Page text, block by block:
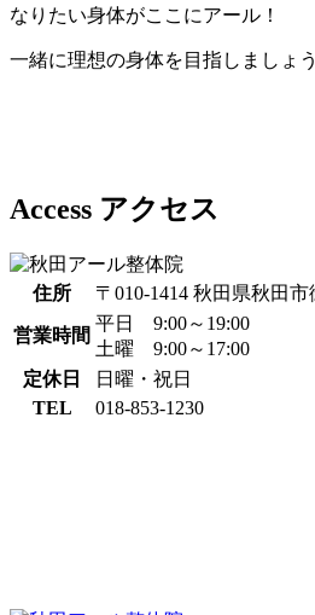
なりたい身体がここにアール！
一緒に理想の身体を目指しましょう
Access アクセス
住所 〒010-1414 秋田県秋田
営業時間
平日 9:00～19:00
土曜 9:00～17:00
定休日
日曜・祝日
TEL
018-853-1230